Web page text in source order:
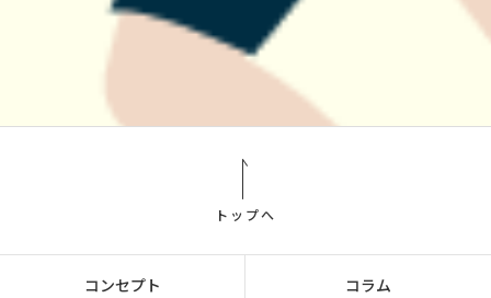
トップへ
コンセプト コラム